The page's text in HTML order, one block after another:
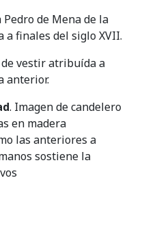
de Mena de la
a finales del siglo XVII.
vestir atribuída a
anterior.
. Imagen de candelero
en madera
las anteriores a
sostiene la